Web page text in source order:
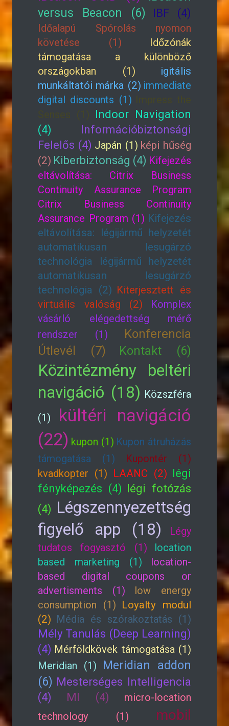
versus Beacon (6)
IBF (4)
Időalapú Spórolás nyomon
követése (1)
Időzónák
támogatása a különböző
országokban (1)
igitális
munkáltatói márka (2) immediate
digital discounts (1) Impress the
Senses (1)
Indoor Navigation
(4)
Információbiztonsági
Felelős (4) Japán (1) képi hűség
(2) Kiberbiztonság (4) Kifejezés
eltávolítása: Citrix Business
Continuity Assurance Program
Citrix Business Continuity
Assurance Program (1) Kifejezés
eltávolítása: légijármű helyzetét
automatikusan lesugárzó
technológia légijármű helyzetét
automatikusan lesugárzó
technológia (2) Kiterjesztett és
virtuális valóság (2)
Komplex
vásárló elégedettség mérő
rendszer (1)
Konferencia
Útlevél (7)
Kontakt (6)
Közintézmény beltéri
navigáció (18) Közszféra
(1)
kültéri navigáció
(22) kupon (1) Kupon átruházás
támogatása (1)
Kupontér (1)
kvadkopter (1) LAANC (2) légi
fényképezés (4) légi fotózás
(4) Légszennyezettség
figyelő app (18)
Légy
tudatos fogyasztó (1)
location
based marketing (1)
location-
based digital coupons or
advertisments (1)
low energy
consumption (1) Loyalty modul
(2) Média és szórakoztatás (1)
Mély Tanulás (Deep Learning)
(4) Mérföldkövek támogatása (1)
Meridian (1)
Meridian addon
(6) Mesterséges Intelligencia
(4)
MI (4)
micro-location
technology (1)
mobil